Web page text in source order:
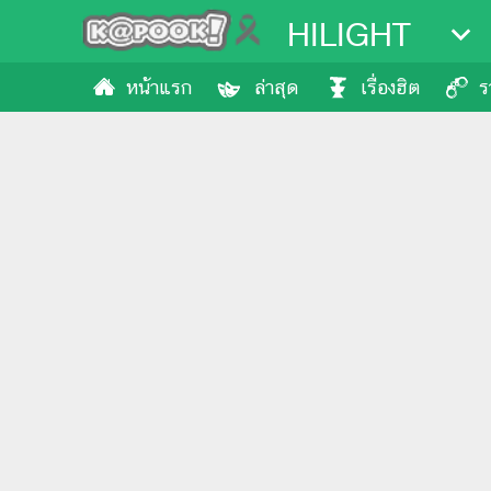
HILIGHT
หน้าแรก ล่าสุด เรื่องฮิต